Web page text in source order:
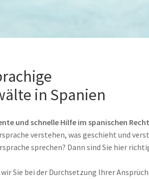
in Spanien
und schnelle Hilfe im spanischen Recht
verstehen, was geschieht und
sprechen? Dann sind Sie hier
Sie bei der Durchsetzung Ihrer